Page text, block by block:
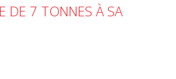
DE 7 TONNES À SA